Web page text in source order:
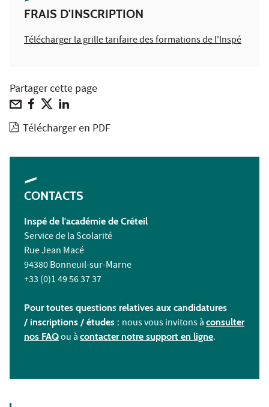
FRAIS D'INSCRIPTION
Télécharger la grille tarifaire des formations de l'Inspé
Partager cette page
Télécharger en PDF
CONTACTS
Inspé de l'académie de Créteil
Service de la Scolarité
Rue Jean Macé
94380 Bonneuil-sur-Marne
+33 (0)1 49 56 37 37
Pour toutes questions relatives aux candidatures
/ inscriptions / études : nous vous invitons à consulter
nos FAQou à contacter notre support en ligne.